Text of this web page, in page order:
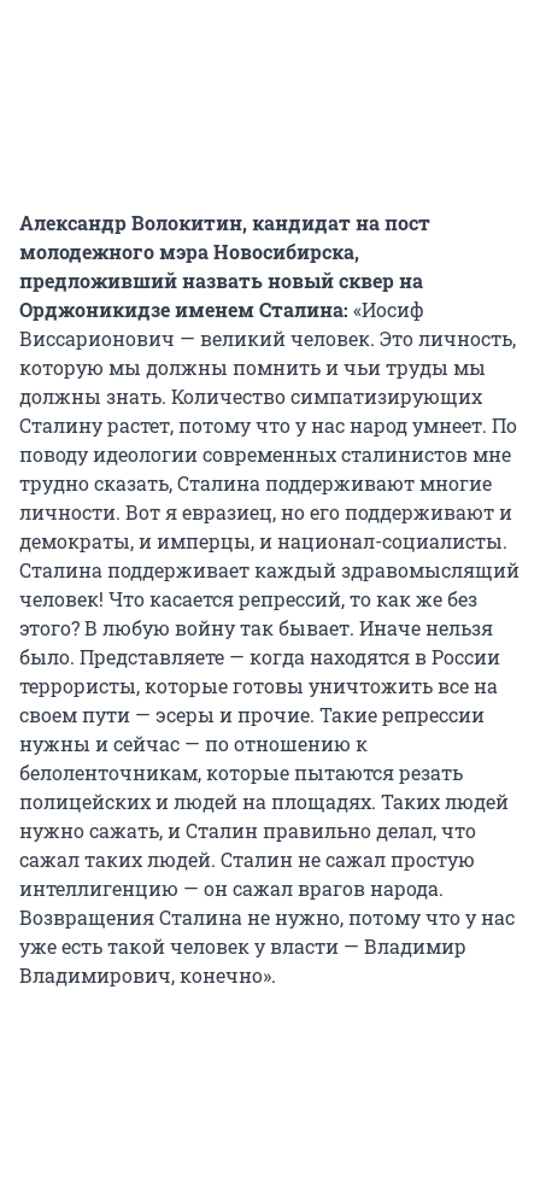
Александр Волокитин, кандидат на пост
молодежного мэра Новосибирска,
предложивший назвать новый сквер на
Орджоникидзе именем Сталина: «Иосиф
Виссарионович — великий человек. Это личность,
которую мы должны помнить и чьи труды мы
должны знать. Количество симпатизирующих
Сталину растет, потому что у нас народ умнеет. По
поводу идеологии современных сталинистов мне
трудно сказать, Сталина поддерживают многие
личности. Вот я евразиец, но его поддерживают и
демократы, и имперцы, и национал-социалисты.
Сталина поддерживает каждый здравомыслящий
человек! Что касается репрессий, то как же без
этого? В любую войну так бывает. Иначе нельзя
было. Представляете — когда находятся в России
террористы, которые готовы уничтожить все на
своем пути — эсеры и прочие. Такие репрессии
нужны и сейчас — по отношению к
белоленточникам, которые пытаются резать
полицейских и людей на площадях. Таких людей
нужно сажать, и Сталин правильно делал, что
сажал таких людей. Сталин не сажал простую
интеллигенцию — он сажал врагов народа.
Возвращения Сталина не нужно, потому что у нас
уже есть такой человек у власти — Владимир
Владимирович, конечно».